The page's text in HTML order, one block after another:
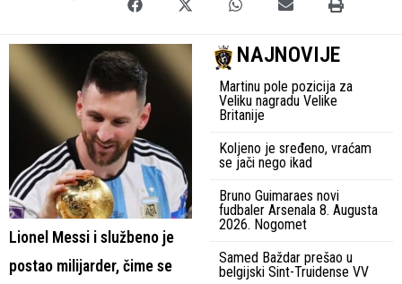
Lionel Messi i službeno je
postao milijarder, čime se
NAJNOVIJE
Martinu pole pozicija za
Veliku nagradu Velike
Britanije
Koljeno je sređeno, vraćam
se jači nego ikad
Bruno Guimaraes novi
fudbaler Arsenala 8. Augusta
2026. Nogomet
Samed Baždar prešao u
belgijski Sint-Truidense VV